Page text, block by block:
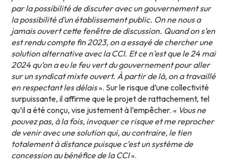
par la possibilité de discuter avec un gouvernement sur
la possibilité d’un établissement public. On ne nous a
jamais ouvert cette fenêtre de discussion. Quand on s’en
est rendu compte fin 2023, on a essayé de chercher une
solution alternative avec la CCI. Et ce n’est que le 24 mai
2024 qu’on a eu le feu vert du gouvernement pour aller
sur un syndicat mixte ouvert. À partir de là, on a travaillé
en respectant les délais». Sur le risque d’une collectivité
surpuissante, il affirme que le projet de rattachement, tel
qu’il a été conçu, vise justement à l’empêcher. « Vous ne
pouvez pas, à la fois, invoquer ce risque et me reprocher
de venir avec une solution qui, au contraire, le tien
totalement à distance puisque c’est un système de
concession au bénéfice de la CCI».